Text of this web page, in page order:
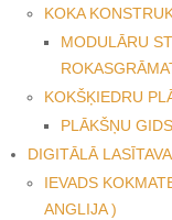
KOKA
MODULĀRU
KOKŠĶIEDRU
PLĀKŠŅU
DIGITĀLĀ LASĪTAVA
IEVADS
ANGLIJA )